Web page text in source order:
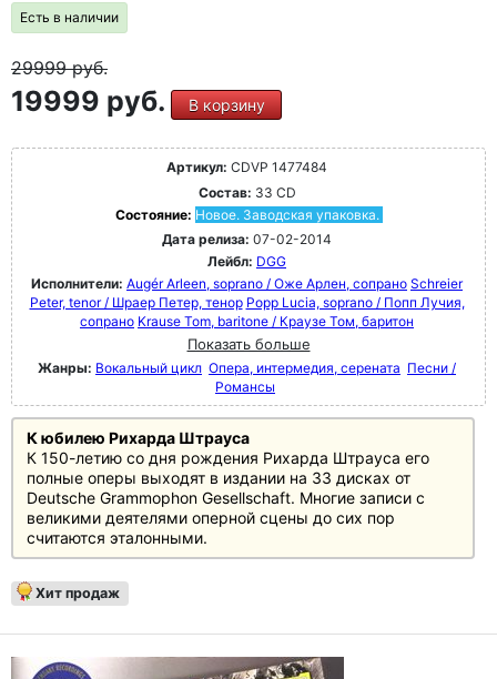
Есть в наличии
29999руб.
19999 руб. В корзину
Артикул: CDVP 1477484
Состав: 33 CD
Состояние: Новое. Заводская упаковка.
Дата релиза: 07-02-2014
Лейбл: DGG
Исполнители: Augér Arleen, soprano / Оже Арлен, сопрано Schreier
Peter, tenor / Шраер Петер, тенор Popp Lucia, soprano / Попп Лучия,
сопрано Krause Tom, baritone / Краузе Том, баритон
Показать больше
Жанры: Вокальный цикл Опера, интермедия, серената Песни /
Романсы
К юбилею Рихарда Штрауса
К 150-летию со дня рождения Рихарда Штрауса его
полные оперы выходят в издании на 33 дисках от
Deutsche Grammophon Gesellschaft. Многие записи с
великими деятелями оперной сцены до сих пор
считаются эталонными.
Хит продаж